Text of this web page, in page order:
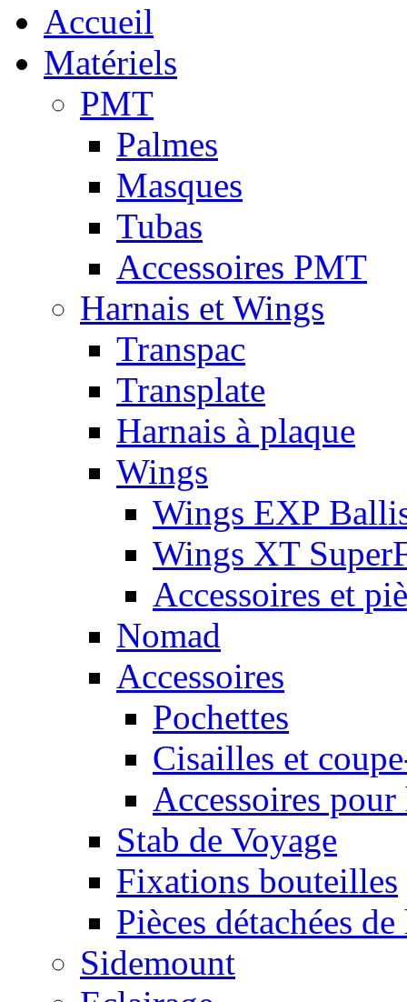
Accueil
Matériels
PMT
Palmes
Masques
Tubas
Accessoires PMT
Harnais et Wings
Transpac
Transplate
Harnais à plaque
Wings
Wings EXP
Wings XT
Accessoires et
Nomad
Accessoires
Pochettes
Cisailles et
Accessoires pour
Stab de Voyage
Fixations bouteilles
Pièces détachées
Sidemount